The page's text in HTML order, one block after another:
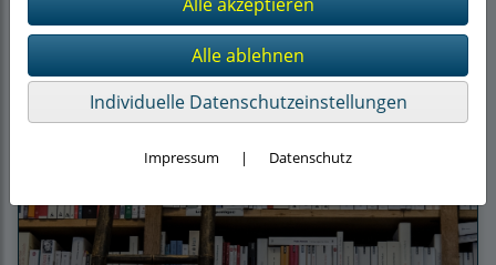
Individuelle Datenschutzeinstellungen
Impressum | Datenschutz